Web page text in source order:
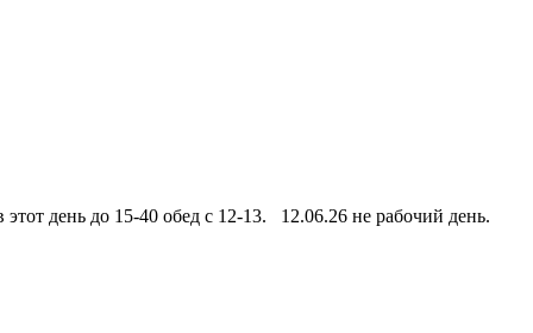
этот день до 15-40 обед с 12-13. 12.06.26 не рабочий день.